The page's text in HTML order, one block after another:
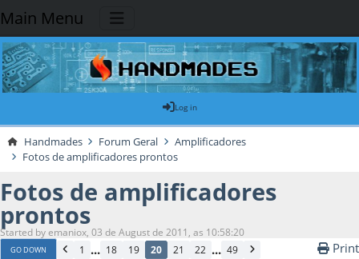
Main Menu
Log in
Handmades Forum Geral
Amplificadores
Fotos de amplificadores prontos
Fotos de amplificadores
prontos
Started by emaniox, 03 de August de 2011, as 10:58:20
GO DOWN 1 ... 18 19 20 21 22 ... 49 Print